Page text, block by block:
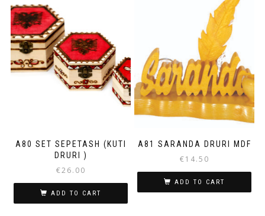
A80 SET SEPETASH (KUTI
DRURI )
€26.00
ADD TO CART
A81 SARANDA DRURI MDF
€14.50
ADD TO CART